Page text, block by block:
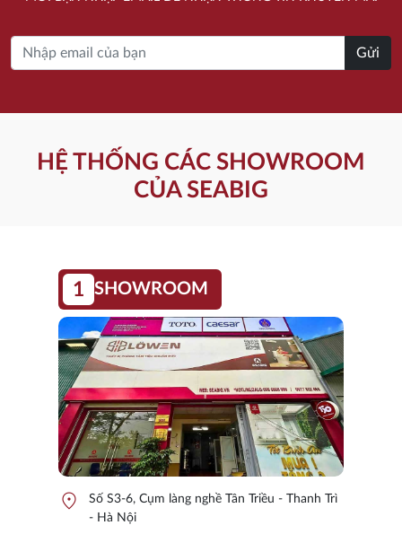
19.670.000 ₫.
21.380.000 ₫.
Gửi
HỆ THỐNG CÁC SHOWROOM
CỦA SEABIG
1 SHOWROOM
location_on
Số S3-6, Cụm làng nghề Tân Triều - Thanh Trì
- Hà Nội